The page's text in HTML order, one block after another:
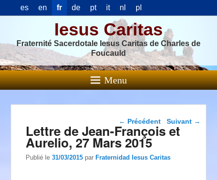
es en fr de pt it nl pl
Iesus Caritas
Fraternité Sacerdotale Iesus Caritas de Charles de
Foucauld
Menu
Navigation dans les
articles
← Précédent Suivant →
Lettre de Jean-François et
Aurelio, 27 Mars 2015
Publié le31/03/2015 parFraternidad Iesus Caritas